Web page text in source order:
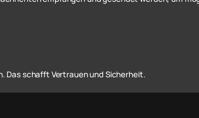
Das schafft Vertrauen und Sicherheit.